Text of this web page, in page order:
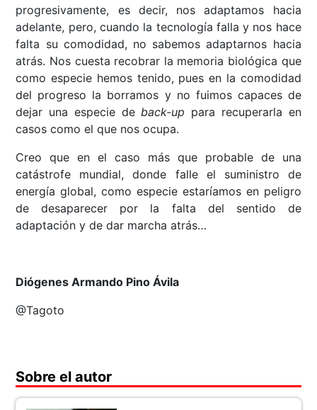
progresivamente, es decir, nos adaptamos hacia
adelante, pero, cuando la tecnología falla y nos hace
falta su comodidad, no sabemos adaptarnos hacia
atrás. Nos cuesta recobrar la memoria biológica que
como especie hemos tenido, pues en la comodidad
del progreso la borramos y no fuimos capaces de
dejar una especie de back-up para recuperarla en
casos como el que nos ocupa.
Creo que en el caso más que probable de una
catástrofe mundial, donde falle el suministro de
energía global, como especie estaríamos en peligro
de desaparecer por la falta del sentido de
adaptación y de dar marcha atrás…
Diógenes Armando Pino Ávila
@Tagoto
Sobre el autor